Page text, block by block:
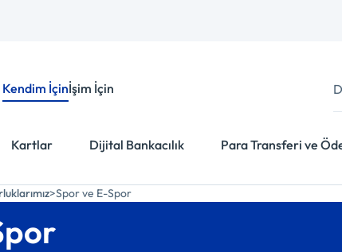
Kendim İçinİşim İçin
Kartlar Dijital Bankacılık Para Transferi ve
Spor ve E-Spor